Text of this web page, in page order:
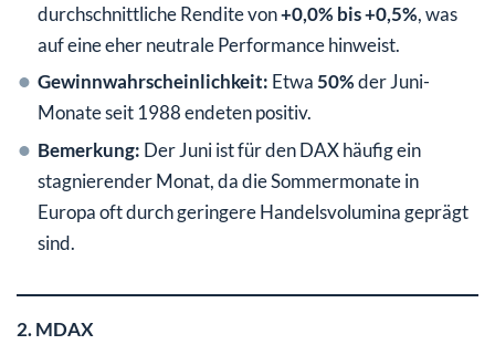
durchschnittliche Rendite von+0,0% bis +0,5%, was
auf eine eher neutrale Performance hinweist.
Gewinnwahrscheinlichkeit: Etwa50%der Juni-
Monate seit 1988 endeten positiv.
Bemerkung: Der Juni ist für den DAX häufig ein
stagnierender Monat, da die Sommermonate in
Europa oft durch geringere Handelsvolumina geprägt
sind.
2. MDAX